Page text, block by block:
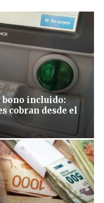
incluido:
cobran desde el